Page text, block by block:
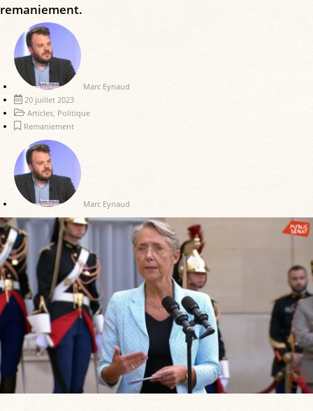
remaniement.
Marc Eynaud
20 juillet 2023
Articles, Politique
Remaniement
Marc Eynaud